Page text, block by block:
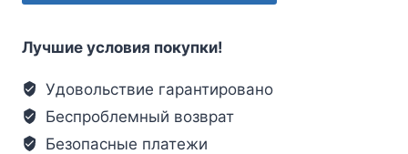
Лучшие условия покупки!
Удовольствие гарантировано
Беспроблемный возврат
Безопасные платежи